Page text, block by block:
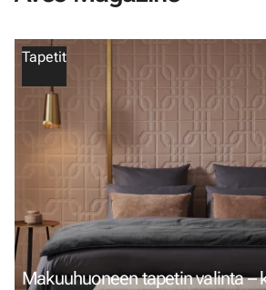
Tapetit
Makuuhuoneen tapetin valinta –